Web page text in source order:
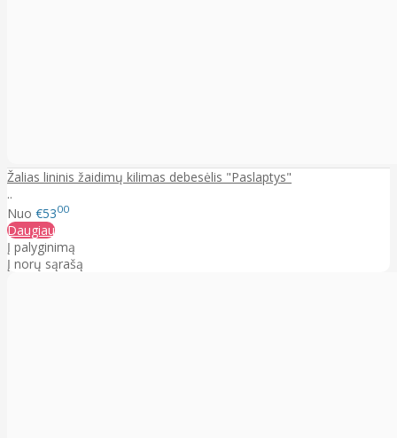
Žalias lininis žaidimų kilimas debesėlis "Paslaptys"
..
Nuo €5300
Daugiau
Į palyginimą
Į norų sąrašą